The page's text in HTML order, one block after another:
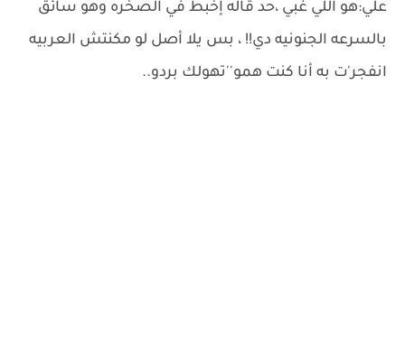
علي:هو اللي غبي ،حد قاله إخبط في الصخره وهو سائق
بالسرعه الجنونيه دي!! ، بس يلا أصل لو مكنتش العربيه
انفجر'ت به أنا كنت همو''تهولك بردو..